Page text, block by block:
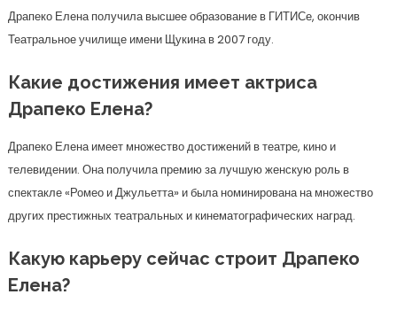
Драпеко Елена получила высшее образование в ГИТИСе, окончив
Театральное училище имени Щукина в 2007 году.
Какие достижения имеет актриса
Драпеко Елена?
Драпеко Елена имеет множество достижений в театре, кино и
телевидении. Она получила премию за лучшую женскую роль в
спектакле «Ромео и Джульетта» и была номинирована на множество
других престижных театральных и кинематографических наград.
Какую карьеру сейчас строит Драпеко
Елена?